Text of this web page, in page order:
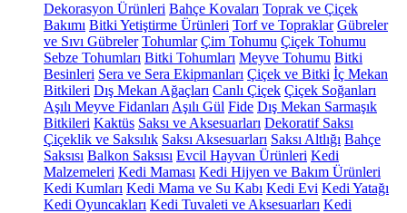
Dekorasyon Ürünleri Bahçe Kovaları Toprak ve Çiçek
Bakımı Bitki Yetiştirme Ürünleri Torf ve Topraklar Gübreler
ve Sıvı Gübreler Tohumlar Çim Tohumu Çiçek Tohumu
Sebze Tohumları Bitki Tohumları Meyve Tohumu Bitki
Besinleri Sera ve Sera Ekipmanları Çiçek ve Bitki İç Mekan
Bitkileri Dış Mekan Ağaçları Canlı Çiçek Çiçek Soğanları
Aşılı Meyve Fidanları Aşılı Gül Fide Dış Mekan Sarmaşık
Bitkileri Kaktüs Saksı ve Aksesuarları Dekoratif Saksı
Çiçeklik ve Saksılık Saksı Aksesuarları Saksı Altlığı Bahçe
Saksısı Balkon Saksısı Evcil Hayvan Ürünleri Kedi
Malzemeleri Kedi Maması Kedi Hijyen ve Bakım Ürünleri
Kedi Kumları Kedi Mama ve Su Kabı Kedi Evi Kedi Yatağı
Kedi Oyuncakları Kedi Tuvaleti ve Aksesuarları Kedi